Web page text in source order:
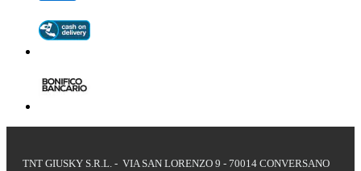
TNT GIUSKY S.R.L. - VIA SAN LORENZO 9 - 70014 CONVERSANO